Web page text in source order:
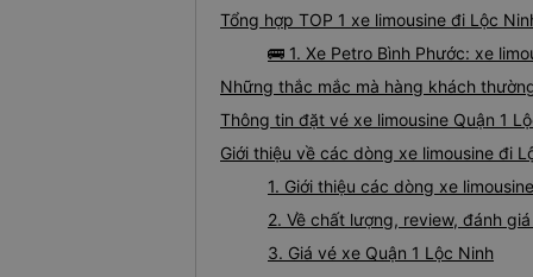
Tổng hợp TOP 1 xe limousine đi Lộc
🚌 1. Xe Petro Bình Phước: xe
Những thắc mắc mà hàng khách
Thông tin đặt vé xe limousine Quận 1
Giới thiệu về các dòng xe limousine đi
1. Giới thiệu các dòng xe
2. Về chất lượng, review, đánh
3. Giá vé xe Quận 1 Lộc Ninh